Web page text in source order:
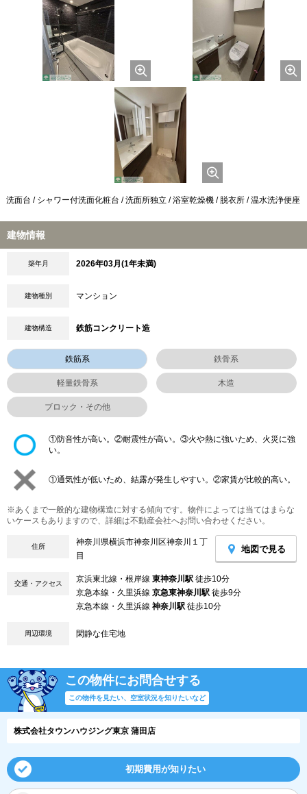
洗面台 / シャワー付洗面化粧台 / 洗面所独立 / 浴室乾燥機 / 脱衣所 / 温水洗浄便座
建物情報
築年月 2026年03月(1年未満)
建物種別 マンション
建物構造 鉄筋コンクリート造
鉄筋系 鉄骨系
軽量鉄骨系 木造
ブロック・その他
①防音性が高い。②耐震性が高い。③火や熱に強いため、火災に強
い。
①通気性が低いため、結露が発生しやすい。②家賃が比較的高い。
※あくまで一般的な建物構造に対する傾向です。物件によっては当てはまらな
いケースもありますので、詳細は不動産会社へお問い合わせください。
住所
神奈川県横浜市神奈川区神奈川１丁
目
地図で見る
交通・アクセス 京浜東北線・根岸線 東神奈川駅 徒歩10分
京急本線・久里浜線 京急東神奈川駅 徒歩9分
京急本線・久里浜線 神奈川駅 徒歩10分
周辺環境 閑静な住宅地
この物件にお問合せする
この物件を見たい、空室状況を知りたいなど
株式会社タウンハウジング東京 蒲田店
初期費用が知りたい